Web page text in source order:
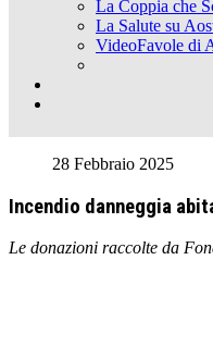
La Coppia che
La Salute su
VideoFavole di
28 Febbraio 2025
Incendio danneggia
Le donazioni raccolte da